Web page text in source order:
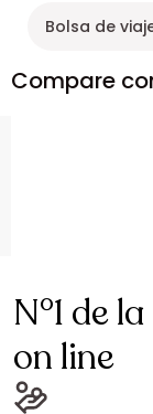
Bolsa de
Compare
N°1 de
on line